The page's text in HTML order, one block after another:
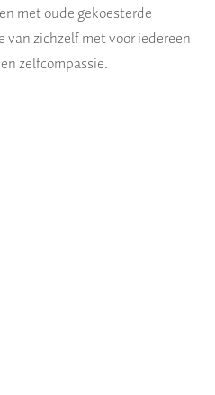
met oude gekoesterde
van zichzelf met voor iedereen
zelfcompassie.